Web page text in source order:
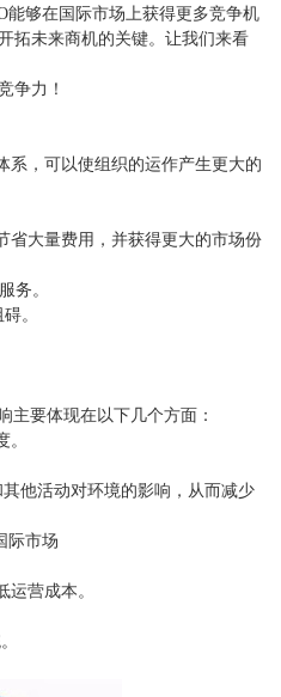
能够在国际市场上获得更多竞争机
拓未来商机的关键。让我们来看
争力！
系，可以使组织的运作产生更大的
省大量费用，并获得更大的市场份
务。
。
主要体现在以下几个方面：
他活动对环境的影响，从而减少
际市场
运营成本。